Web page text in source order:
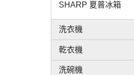
SHARP 夏普冰箱
洗衣機
乾衣機
洗碗機